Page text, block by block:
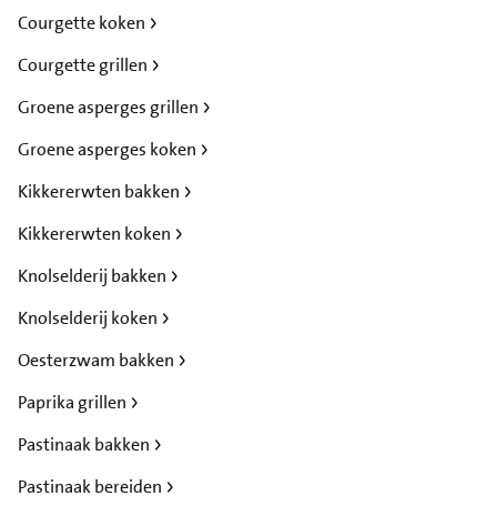
Courgette koken
Courgette grillen
Groene asperges grillen
Groene asperges koken
Kikkererwten bakken
Kikkererwten koken
Knolselderij bakken
Knolselderij koken
Oesterzwam bakken
Paprika grillen
Pastinaak bakken
Pastinaak bereiden